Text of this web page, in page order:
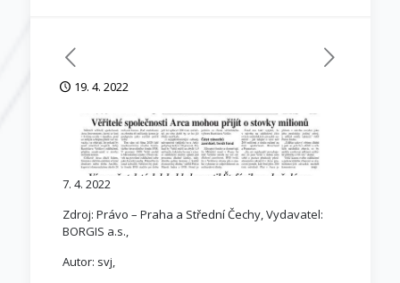
19. 4. 2022
7. 4. 2022
Zdroj: Právo – Praha a Střední Čechy, Vydavatel:
BORGIS a.s.,
Autor: svj,